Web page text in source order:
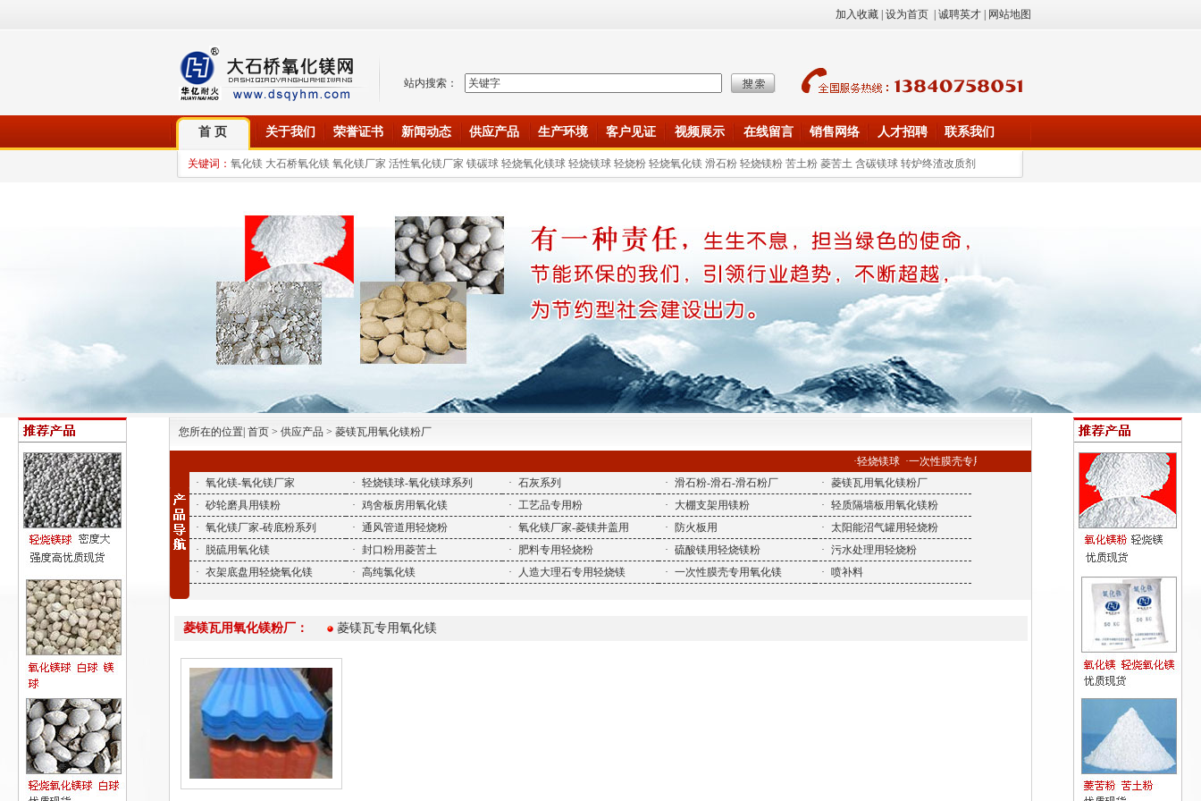
加入收藏 设为首页 诚聘英才 网站地图
站内搜索：
首 页 关于我们 荣誉证书 新闻动态 供应产品 生产环境 客户见证 视频展示 在线留言 销售网络 人才招聘 联系我们
关键词： 氧化镁 大石桥氧化镁 氧化镁厂家 活性氧化镁厂家 镁碳球 轻烧氧化镁球 轻烧镁球 轻烧粉 轻烧氧化镁 滑石粉 轻烧镁粉 苦土粉 菱苦土 含碳镁球 转炉终渣改质剂
您所在的位置| 首页 > 供应产品 > 菱镁瓦用氧化镁粉厂
·轻烧镁球 ·一次性膜壳专用氧化镁
· 氧化镁-氧化镁厂家 · 轻烧镁球-氧化镁球系列 · 石灰系列 · 滑石粉-滑石-滑石粉厂 · 菱镁瓦用氧化镁粉厂
· 砂轮磨具用镁粉 · 鸡舍板房用氧化镁 · 工艺品专用粉 · 大棚支架用镁粉 · 轻质隔墙板用氧化镁粉
· 氧化镁厂家-砖底粉系列 · 通风管道用轻烧粉 · 氧化镁厂家-菱镁井盖用 · 防火板用 · 太阳能沼气罐用轻烧粉
·
脱硫用氧化镁 · 封口粉用菱苦土 · 肥料专用轻烧粉 · 硫酸镁用轻烧镁粉 · 污水处理用轻烧粉
· 衣架底盘用轻烧氧化镁 · 高纯氯化镁 · 人造大理石专用轻烧镁 · 一次性膜壳专用氧化镁 · 喷补料
菱镁瓦用氧化镁粉厂： 菱镁瓦专用氧化镁